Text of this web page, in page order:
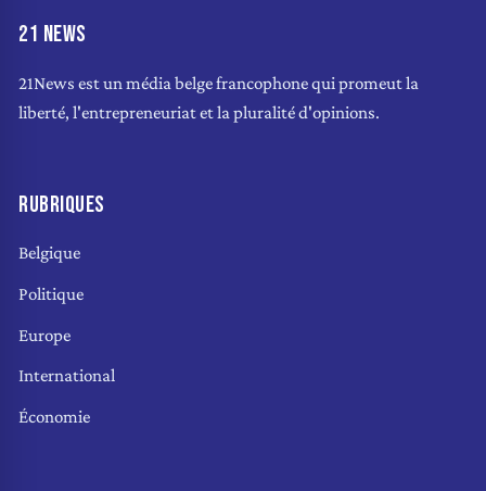
21 NEWS
21News est un média belge francophone qui promeut la
liberté, l'entrepreneuriat et la pluralité d'opinions.
RUBRIQUES
Belgique
Politique
Europe
International
Économie